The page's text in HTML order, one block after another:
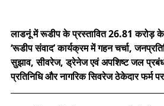
लाडनूं में रूडीप के प्रस्तावित 26.81 करोड़ के
‘रूडीप संवाद’ कार्यक्रम में गहन चर्चा,
सुझाव, सीवरेज, ड्रेनेज एवं अपशिष्ट जल
प्रतिनिधि और नागरिक सिवरेज ठेकेदार फर्म